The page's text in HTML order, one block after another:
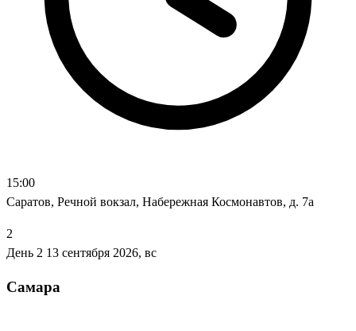
15:00
Саратов, Речной вокзал, Набережная Космонавтов, д. 7а
2
День 2 13 сентября 2026, вс
Самара